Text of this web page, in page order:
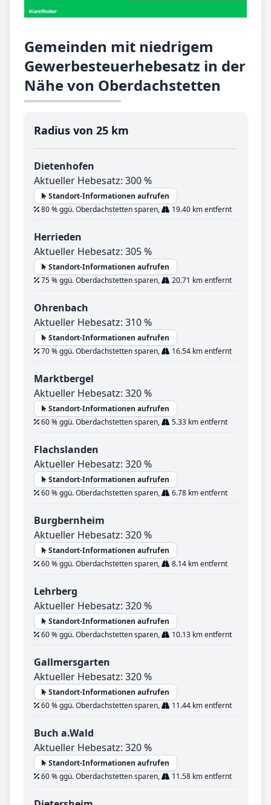
Gemeinden mit niedrigem
Gewerbesteuerhebesatz in der
Nähe von Oberdachstetten
Radius von 25 km
Dietenhofen
Aktueller Hebesatz: 300 %
Standort-Informationen aufrufen
80 % ggü. Oberdachstetten sparen,
19.40 km entfernt
Herrieden
Aktueller Hebesatz: 305 %
Standort-Informationen aufrufen
75 % ggü. Oberdachstetten sparen,
20.71 km entfernt
Ohrenbach
Aktueller Hebesatz: 310 %
Standort-Informationen aufrufen
70 % ggü. Oberdachstetten sparen,
16.54 km entfernt
Marktbergel
Aktueller Hebesatz: 320 %
Standort-Informationen aufrufen
60 % ggü. Oberdachstetten sparen,
5.33 km entfernt
Flachslanden
Aktueller Hebesatz: 320 %
Standort-Informationen aufrufen
60 % ggü. Oberdachstetten sparen,
6.78 km entfernt
Burgbernheim
Aktueller Hebesatz: 320 %
Standort-Informationen aufrufen
60 % ggü. Oberdachstetten sparen,
8.14 km entfernt
Lehrberg
Aktueller Hebesatz: 320 %
Standort-Informationen aufrufen
60 % ggü. Oberdachstetten sparen,
10.13 km entfernt
Gallmersgarten
Aktueller Hebesatz: 320 %
Standort-Informationen aufrufen
60 % ggü. Oberdachstetten sparen,
11.44 km entfernt
Buch a.Wald
Aktueller Hebesatz: 320 %
Standort-Informationen aufrufen
60 % ggü. Oberdachstetten sparen,
11.58 km entfernt